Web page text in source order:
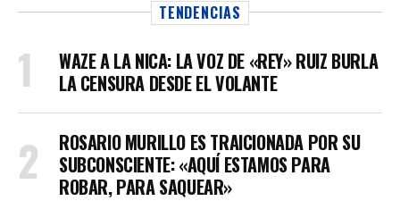
TENDENCIAS
WAZE A LA NICA: LA VOZ DE «REY» RUIZ BURLA
LA CENSURA DESDE EL VOLANTE
ROSARIO MURILLO ES TRAICIONADA POR SU
SUBCONSCIENTE: «AQUÍ ESTAMOS PARA
ROBAR, PARA SAQUEAR»